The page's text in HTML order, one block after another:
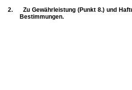
2.
Zu Gewährleistung (Punkt 8.) und
Bestimmungen.